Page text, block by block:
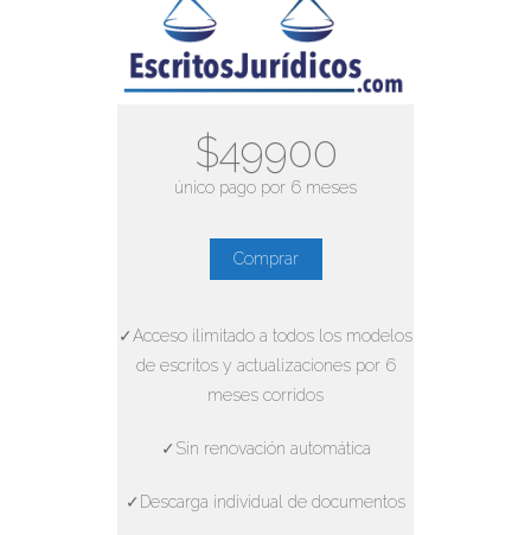
$49900
único pago por 6 meses
Comprar
✓Acceso ilimitado a todos los modelos
de escritos y actualizaciones por 6
meses corridos
✓Sin renovación automática
✓Descarga individual de documentos